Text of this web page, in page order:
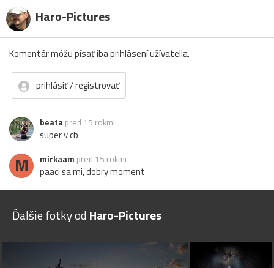
Haro-Pictures
Komentár môžu písať iba prihlásení užívatelia.
prihlásiť / registrovať
beata pred 15 rokmi
super v cb
M mirkaam pred 15 rokmi
paaci sa mi, dobry moment
Ďalšie fotky od Haro-Pictures